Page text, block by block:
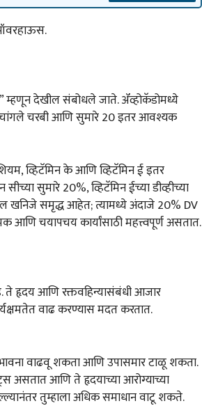
म्हणून देखील संबोधले जाते. ॲव्होकॅडोमध्ये
चांगले चरबी आणि सुमारे 20 इतर आवश्यक
व्हिटॅमिन के आणि व्हिटॅमिन ई इतर
सुमारे 20%, व्हिटॅमिन ईच्या डीव्हीच्या
खनिजे समृद्ध आहेत; त्यामध्ये अंदाजे 20% DV
चयापचय कार्यांसाठी महत्त्वपूर्ण असतात.
ते हृदय आणि रक्तवहिन्यासंबंधी आजार
वाढ करण्यास मदत करतात.
भावना वाढवू शकता आणि उपासमार टाळू शकता.
आणि ते हृदयाच्या आरोग्याच्या
तुम्हाला अधिक समाधान वाटू शकते.